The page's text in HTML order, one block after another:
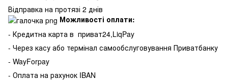
Відправка на протязі 2 днів
Можливості оплати:
- Кредитна карта в приват24,LiqPay
- Через касу або термінал самообслуговування Приватбанку
- WayForpay
- Оплата на рахунок IBAN